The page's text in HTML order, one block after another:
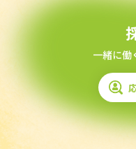
一緒に働